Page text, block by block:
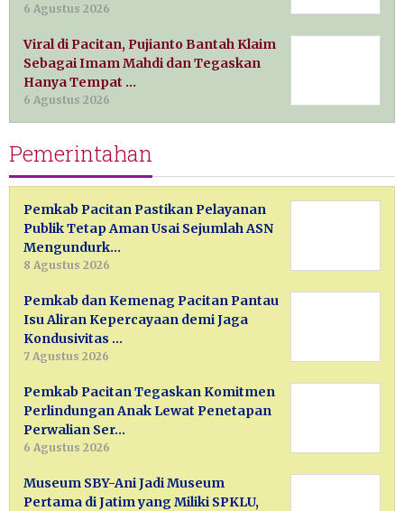
6 Agustus 2026
Viral di Pacitan, Pujianto Bantah Klaim
Sebagai Imam Mahdi dan Tegaskan
Hanya Tempat …
6 Agustus 2026
Pemerintahan
Pemkab Pacitan Pastikan Pelayanan
Publik Tetap Aman Usai Sejumlah ASN
Mengundurk…
8 Agustus 2026
Pemkab dan Kemenag Pacitan Pantau
Isu Aliran Kepercayaan demi Jaga
Kondusivitas …
7 Agustus 2026
Pemkab Pacitan Tegaskan Komitmen
Perlindungan Anak Lewat Penetapan
Perwalian Ser…
6 Agustus 2026
Museum SBY-Ani Jadi Museum
Pertama di Jatim yang Miliki SPKLU,